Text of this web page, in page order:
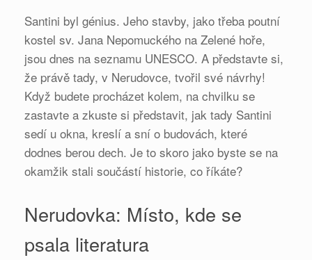
Santini byl génius. Jeho stavby, jako třeba poutní
kostel sv. Jana Nepomuckého na Zelené hoře,
jsou dnes na seznamu UNESCO. A představte si,
že právě tady, v Nerudovce, tvořil své návrhy!
Když budete procházet kolem, na chvilku se
zastavte a zkuste si představit, jak tady Santini
sedí u okna, kreslí a sní o budovách, které
dodnes berou dech. Je to skoro jako byste se na
okamžik stali součástí historie, co říkáte?
Nerudovka: Místo, kde se
psala literatura